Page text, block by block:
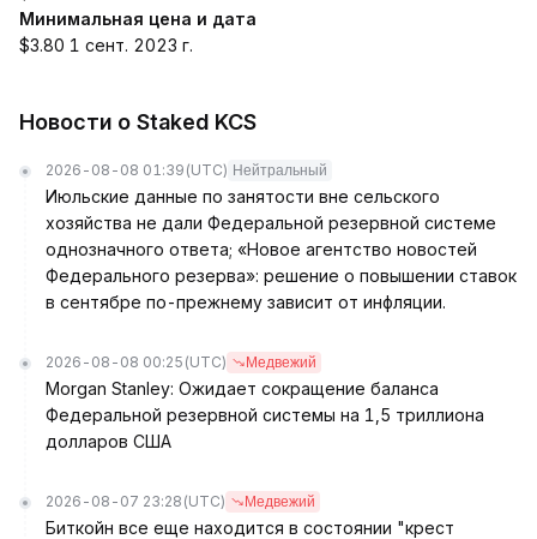
Минимальная цена и дата
$3.80 1 сент. 2023 г.
Новости о Staked KCS
2026-08-08 01:39 (UTC) Нейтральный
Июльские данные по занятости вне сельского
хозяйства не дали Федеральной резервной системе
однозначного ответа; «Новое агентство новостей
Федерального резерва»: решение о повышении ставок
в сентябре по-прежнему зависит от инфляции.
2026-08-08 00:25 (UTC) Медвежий
Morgan Stanley: Ожидает сокращение баланса
Федеральной резервной системы на 1,5 триллиона
долларов США
2026-08-07 23:28 (UTC) Медвежий
Биткойн все еще находится в состоянии "крест